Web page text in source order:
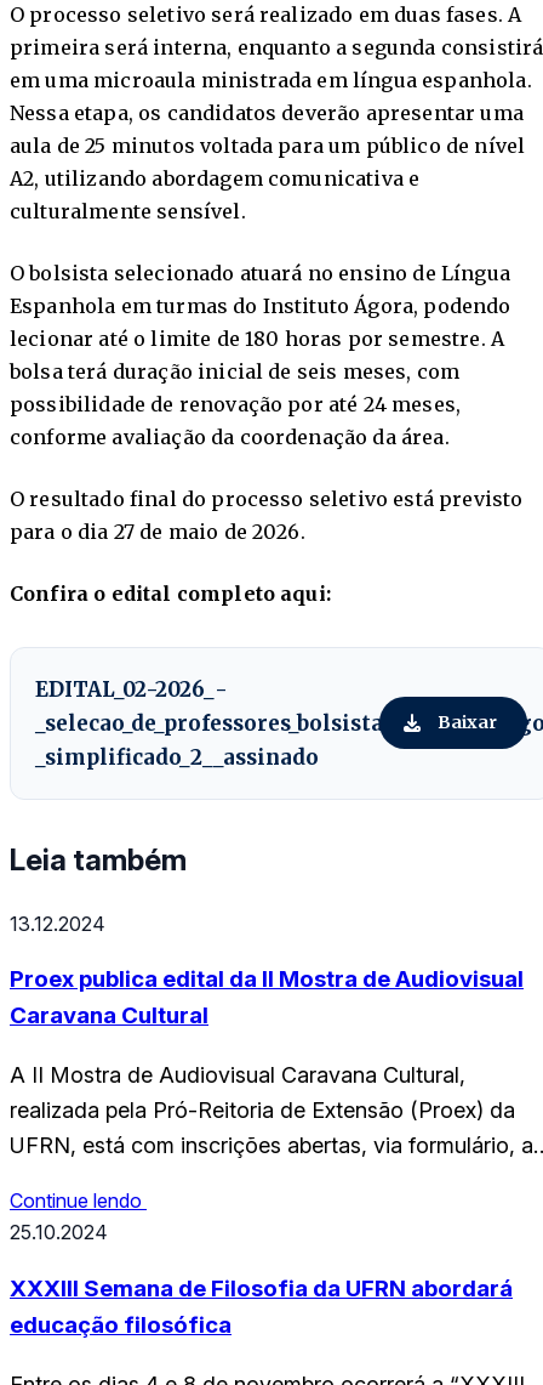
O processo seletivo será realizado em duas fases. A
primeira será interna, enquanto a segunda consistirá
em uma microaula ministrada em língua espanhola.
Nessa etapa, os candidatos deverão apresentar uma
aula de 25 minutos voltada para um público de nível
A2, utilizando abordagem comunicativa e
culturalmente sensível.
O bolsista selecionado atuará no ensino de Língua
Espanhola em turmas do Instituto Ágora, podendo
lecionar até o limite de 180 horas por semestre. A
bolsa terá duração inicial de seis meses, com
possibilidade de renovação por até 24 meses,
conforme avaliação da coordenação da área.
O resultado final do processo seletivo está previsto
para o dia 27 de maio de 2026.
Confira o edital completo aqui:
EDITAL_02-2026_-
_simplificado_2__assinado
Baixar
Leia também
13.12.2024
Proex publica edital da II Mostra de Audiovisual
Caravana Cultural
A II Mostra de Audiovisual Caravana Cultural,
realizada pela Pró-Reitoria de Extensão (Proex) da
UFRN, está com inscrições abertas, via formulário,
precisam contar com até três minutos de duração.
mostra, que receberão verba de R$900 cada…
Continue lendo
25.10.2024
XXXIII Semana de Filosofia da UFRN abordará
educação filosófica